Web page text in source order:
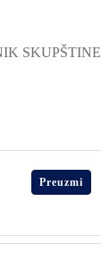
Preuzmi